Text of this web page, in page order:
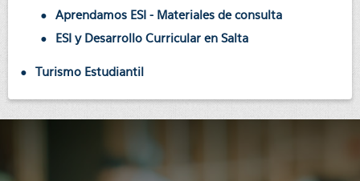
Aprendamos ESI - Materiales de consulta
ESI y Desarrollo Curricular en Salta
Turismo Estudiantil